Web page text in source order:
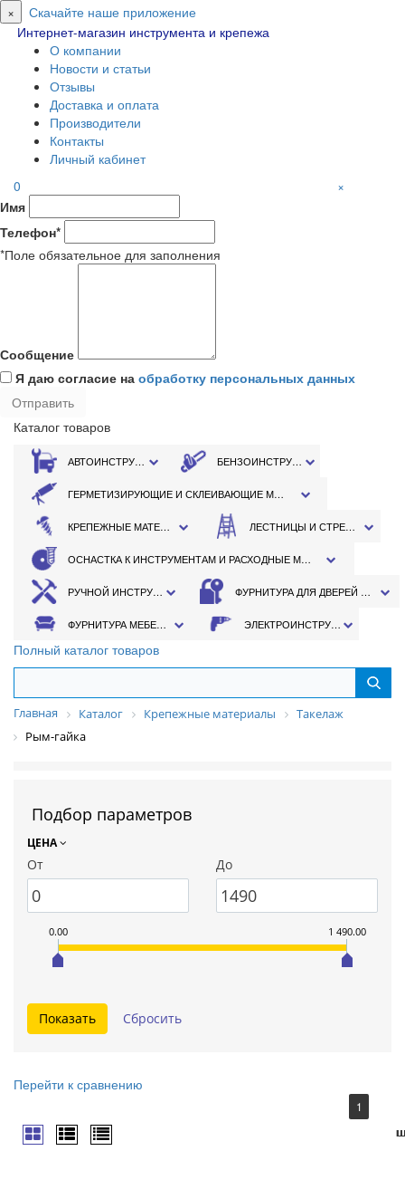
× Скачайте наше приложение
Интернет-магазин инструмента и крепежа
О компании
Новости и статьи
Отзывы
Доставка и оплата
Производители
Контакты
Личный кабинет
0
×
Имя
Телефон*
*Поле обязательное для заполнения
Сообщение
Я даю согласие на обработку персональных данных
Каталог товаров
АВТОИНСТРУМЕНТ БЕНЗОИНСТРУМЕНТ
ГЕРМЕТИЗИРУЮЩИЕ И СКЛЕИВАЮЩИЕ МАТЕРИАЛЫ
КРЕПЕЖНЫЕ МАТЕРИАЛЫ ЛЕСТНИЦЫ И СТРЕМЯНКИ
ОСНАСТКА К ИНСТРУМЕНТАМ И РАСХОДНЫЕ МАТЕРИАЛЫ
РУЧНОЙ ИНСТРУМЕНТ ФУРНИТУРА ДЛЯ ДВЕРЕЙ И ОКОН
ФУРНИТУРА МЕБЕЛЬНАЯ ЭЛЕКТРОИНСТРУМЕНТ
Полный каталог товаров
Главная Каталог Крепежные материалы
Такелаж
Рым-гайка
Подбор параметров
ЦЕНА
От До
0.00 1 490.00
Перейти к сравнению
1